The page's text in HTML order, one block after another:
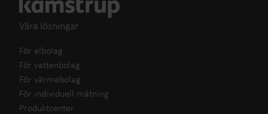
Våra lösningar
För elbolag
För vattenbolag
För värmebolag
För individuell mätning
Produktcenter